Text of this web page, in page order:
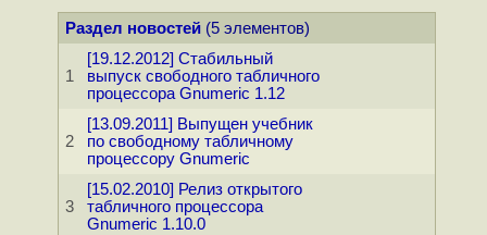
Раздел новостей(5 элементов)
1
[19.12.2012] Стабильный
выпуск свободного табличного
процессора Gnumeric 1.12
2
[13.09.2011] Выпущен учебник
по свободному табличному
процессору Gnumeric
3
[15.02.2010] Релиз открытого
табличного процессора
Gnumeric 1.10.0